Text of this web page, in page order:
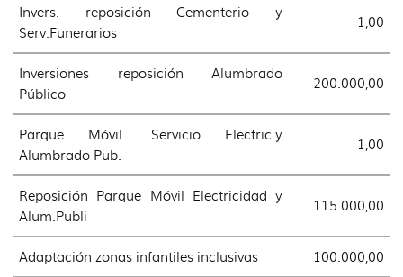
Invers. reposición Cementerio y
Serv.Funerarios
1,00
Inversiones reposición Alumbrado
Público
200.000,00
Parque Móvil. Servicio Electric.y
Alumbrado Pub.
1,00
Reposición Parque Móvil Electricidad y
Alum.Publi
115.000,00
Adaptación zonas infantiles inclusivas 100.000,00